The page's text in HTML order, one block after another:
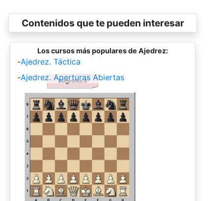
Contenidos que te pueden interesar
Los cursos más populares de Ajedrez:
-Ajedrez. Táctica
-Ajedrez. Aperturas Abiertas